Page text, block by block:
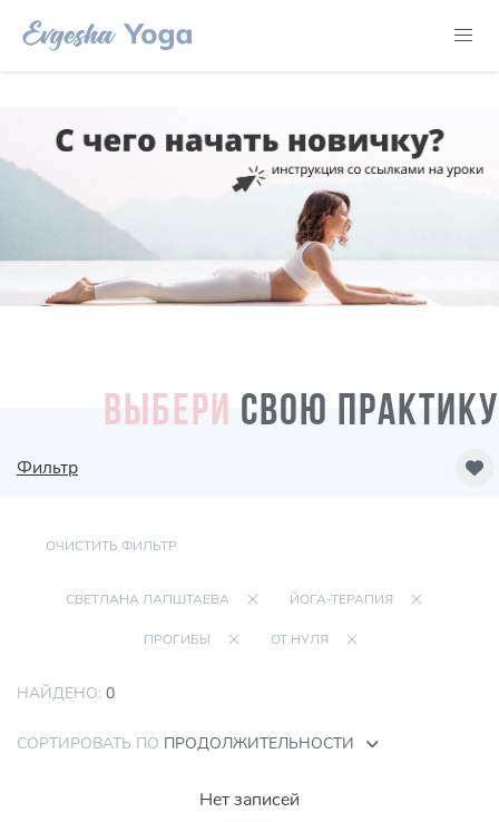
ВЫБЕРИ СВОЮ ПРАКТИКУ
Фильтр
ОЧИСТИТЬ ФИЛЬТР
СВЕТЛАНА ЛАПШТАЕВА ЙОГА-ТЕРАПИЯ
ПРОГИБЫ ОТ НУЛЯ
НАЙДЕНО: 0
СОРТИРОВАТЬ ПО ПРОДОЛЖИТЕЛЬНОСТИ
Нет записей